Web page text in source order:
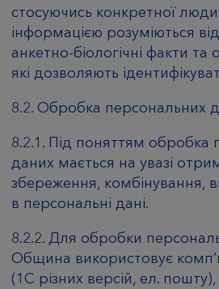
стосуючись конкретної
інформацією розуміються
анкетно-біологічні факти
які дозволяють
8.2. Обробка персональних
8.2.1. Під поняттям обробка
даних мається на увазі
збереження, комбінування,
в персональні дані.
8.2.2. Для обробки
Община використовує
(1С різних версій, ел.